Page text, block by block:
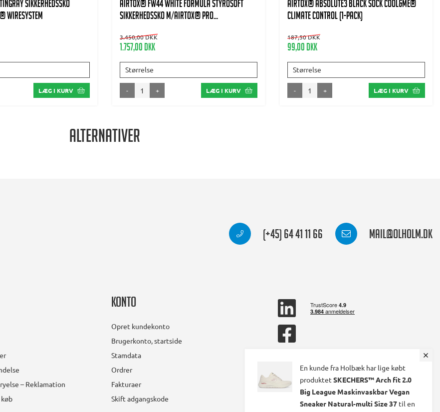
Sikkerhedssko
wiresystem
LÆG I KURV
AIRTOX® FW44 WHITE Formula Styrosoft
Sikkerhedssko m/AIRTOX® PRO...
3.450,00 DKK
1.757,00 DKK
Størrelse
- + LÆG I KURV
AIRTOX® Absolute3 Black Sock Cool&Me®
climate control (1-pack)
187,50 DKK
99,00 DKK
Størrelse
- + LÆG I KURV
Alternativer
(+45) 64 41 11 66 mail@olholm.dk
– Reklamation
Konto
Opret kundekonto
Brugerkonto, startside
Stamdata
Ordrer
Fakturaer
Skift adgangskode
linkedin
square
square
En kunde fra Holbæk har lige købt
produktet SKECHERS™ Arch fit 2.0
Big League Maskinvaskbar Vegan
Sneaker Natural-multi Size 37 til en